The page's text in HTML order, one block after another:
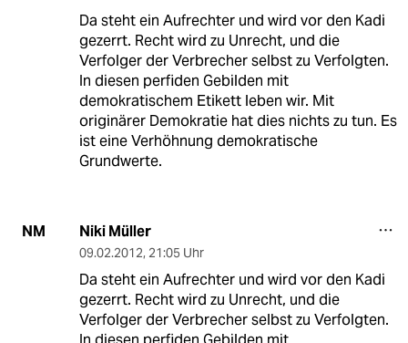
Da steht ein Aufrechter und wird vor den Kadi
gezerrt. Recht wird zu Unrecht, und die
Verfolger der Verbrecher selbst zu Verfolgten.
In diesen perfiden Gebilden mit
demokratischem Etikett leben wir. Mit
originärer Demokratie hat dies nichts zu tun. Es
ist eine Verhöhnung demokratische
Grundwerte.
NM Niki Müller
09.02.2012, 21:05 Uhr
Da steht ein Aufrechter und wird vor den Kadi
gezerrt. Recht wird zu Unrecht, und die
Verfolger der Verbrecher selbst zu Verfolgten.